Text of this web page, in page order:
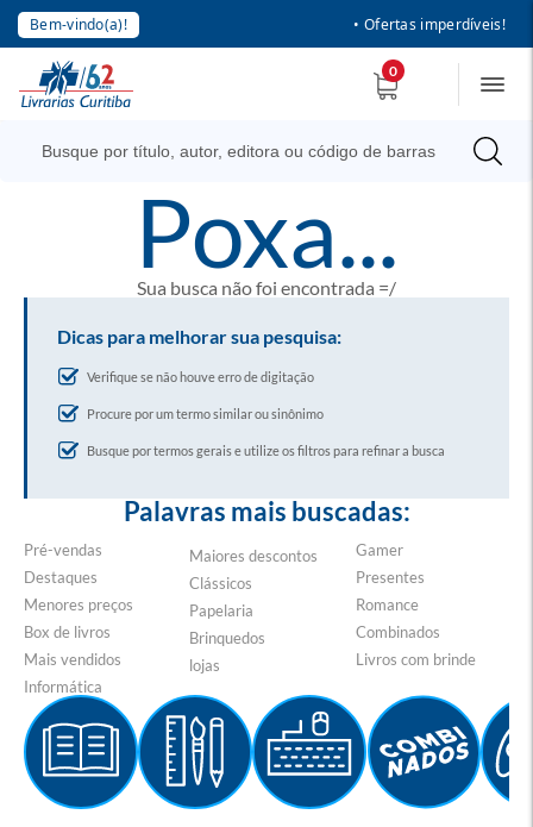
Bem-vindo(a)! • Ofertas imperdíveis!
0
poxa...
Sua busca não foi encontrada =/
Dicas para melhorar sua pesquisa:
Verifique se não houve erro de digitação
Procure por um termo similar ou sinônimo
Busque por termos gerais e utilize os filtros para refinar a busca
Palavras mais buscadas:
Pré-vendas
Destaques
Menores preços
Box de livros
Mais vendidos
Informática
Maiores descontos
Clássicos
Papelaria
Brinquedos
lojas
Gamer
Presentes
Romance
Combinados
Livros com brinde